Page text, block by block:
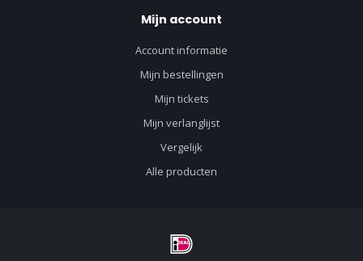
Mijn account
Account informatie
Mijn bestellingen
Mijn tickets
Mijn verlanglijst
Vergelijk
Alle producten